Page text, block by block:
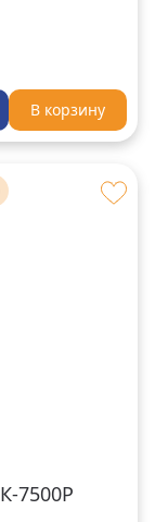
В корзину
7500P